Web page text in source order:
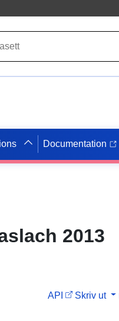
Documentation
2013
API Skriv ut